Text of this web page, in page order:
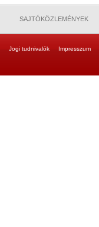
SAJTÓKÖZLEMÉNYEK
Jogi tudnivalók Impresszum